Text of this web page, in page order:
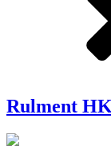
Rulment